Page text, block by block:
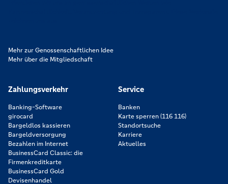
Mehr zur Genossenschaftlichen Idee
Mehr über die Mitgliedschaft
Zahlungsverkehr
Banking-Software
girocard
Bargeldlos kassieren
Bargeldversorgung
Bezahlen im Internet
BusinessCard Classic: die
Firmenkreditkarte
BusinessCard Gold
Devisenhandel
Service
Banken
Karte sperren (116 116)
Standortsuche
Karriere
Aktuelles